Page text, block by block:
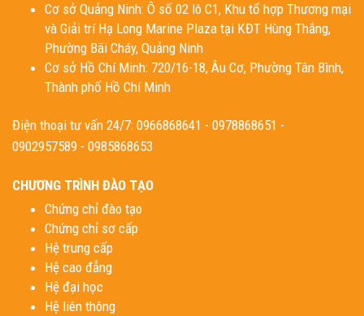
Cơ sở Quảng Ninh: Ô số 02 lô C1, Khu tổ hợp Thương mại
và Giải trí Hạ Long Marine Plaza tại KĐT Hùng Thắng,
Phường Bãi Cháy, Quảng Ninh
Cơ sở Hồ Chí Minh: 720/16-18, Âu Cơ, Phường Tân Bình,
Thành phố Hồ Chí Minh
Điện thoại tư vấn 24/7: 0966868641 - 0978868651 -
0902957589 - 0985868653
CHƯƠNG TRÌNH ĐÀO TẠO
Chứng chỉ đào tạo
Chứng chỉ sơ cấp
Hệ trung cấp
Hệ cao đẳng
Hệ đại học
Hệ liên thông